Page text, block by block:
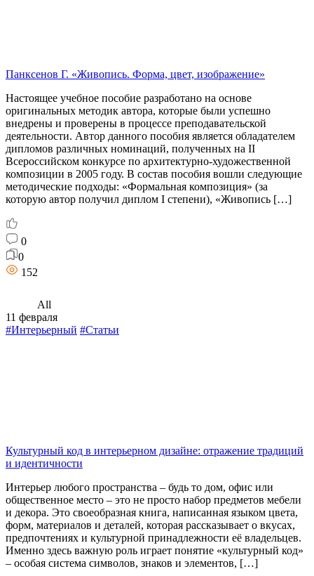
Панксенов Г. «Живопись. Форма, цвет, изображение»
Настоящее учебное пособие разработано на основе
оригинальных методик автора, которые были успешно
внедрены и проверены в процессе преподавательской
деятельности. Автор данного пособия является обладателем
дипломов различных номинаций, полученных на II
Всероссийском конкурсе по архитектурно-художественной
композиции в 2005 году. В состав пособия вошли следующие
методические подходы: «Формальная композиция» (за
которую автор получил диплом I степени), «Живопись […]
0
0
152
All
11 февраля
#Интерьерный #Статьи
Культурный код в интерьерном дизайне: отражение традиций
и идентичности
Интерьер любого пространства – будь то дом, офис или
общественное место – это не просто набор предметов мебели
и декора. Это своеобразная книга, написанная языком цвета,
форм, материалов и деталей, которая рассказывает о вкусах,
предпочтениях и культурной принадлежности её владельцев.
Именно здесь важную роль играет понятие «культурный код»
– особая система символов, знаков и элементов, […]